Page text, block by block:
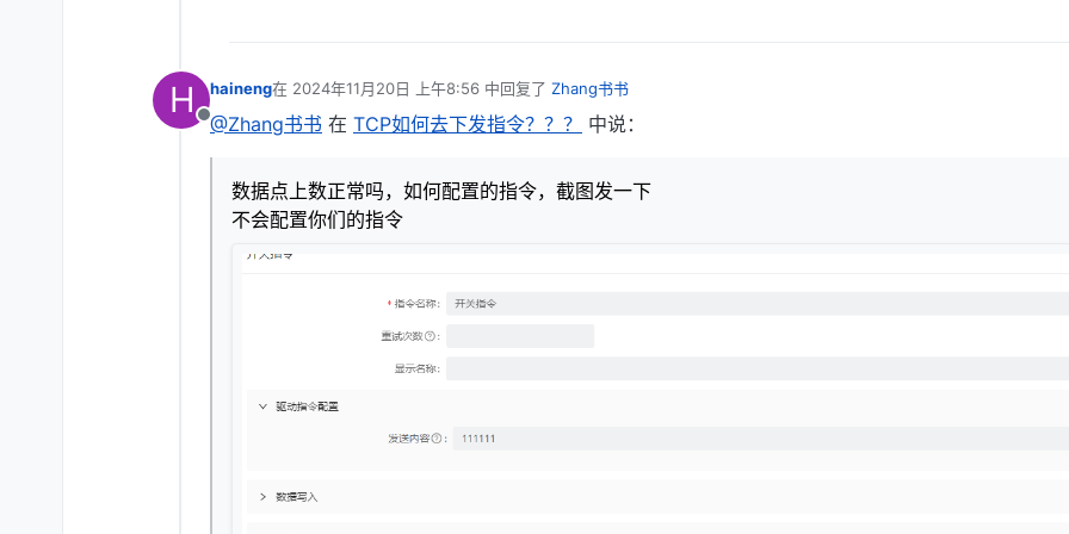
H
离线
haineng在 2024年11月20日 上午8:56 中回复了 Zhang书书
最后由 编辑
@Zhang书书 在 TCP如何去下发指令？？？ 中说：
数据点上数正常吗，如何配置的指令，截图发一下
不会配置你们的指令